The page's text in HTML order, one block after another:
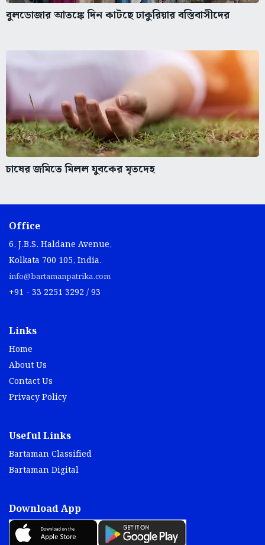
বুলডোজার আতঙ্কে দিন কাটছে ঢাকুরিয়ার বস্তিবাসীদের
চাষের জমিতে মিলল যুবকের মৃতদেহ
Office
6, J.B.S. Haldane Avenue,
Kolkata 700 105, India.
info@bartamanpatrika.com
+91 - 33 2251 3292 / 93
Links
Home
About Us
Contact Us
Privacy Policy
Useful Links
Bartaman Classified
Bartaman Digital
Download App